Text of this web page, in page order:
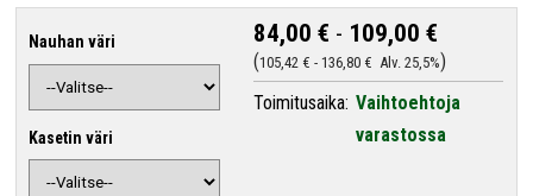
Nauhan väri
Kasetin väri
84,00 € - 109,00 €
105,42 € -136,80 € Alv. 25,5%
Toimitusaika: Vaihtoehtoja
varastossa